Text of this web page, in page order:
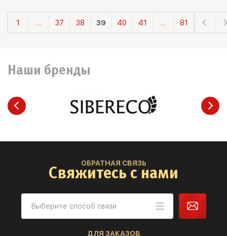
1 ... 37 38 39 40 41 ... 81
Наши бренды
ОБРАТНАЯ СВЯЗЬ
Свяжитесь с нами
ДЛЯ ЗАКАЗОВ